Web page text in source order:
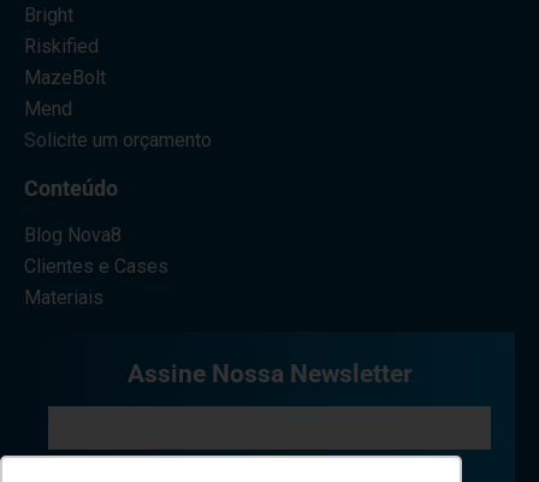
Bright
Riskified
MazeBolt
Mend
Solicite um orçamento
Conteúdo
Blog Nova8
Clientes e Cases
Materiais
Assine Nossa Newsletter